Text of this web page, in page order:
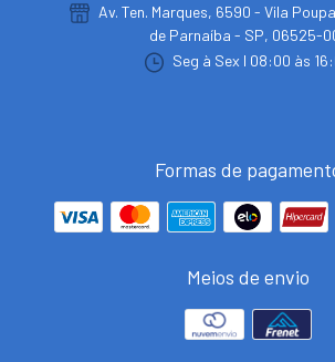
Av. Ten. Marques, 6590 - Vila
de Parnaíba - SP, 06525-
Seg à Sex I 08:00 às
Formas de
Meios de envio